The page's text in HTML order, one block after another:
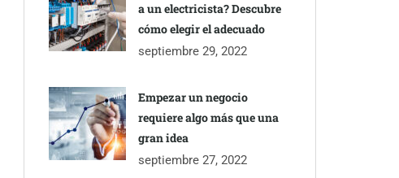
a un electricista? Descubre
cómo elegir el adecuado
septiembre 29, 2022
Empezar un negocio
requiere algo más que una
gran idea
septiembre 27, 2022